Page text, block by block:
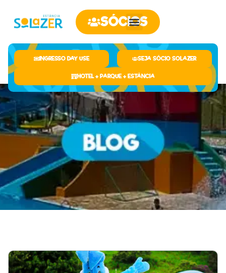
SÓCIOS
INGRESSO DAY USE SEJA SÓCIO SOLAZER
HOTEL + PARQUE + ESTÂNCIA